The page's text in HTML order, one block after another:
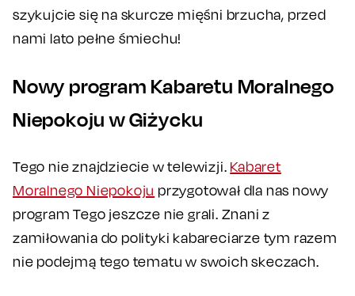
szykujcie się na skurcze mięśni brzucha, przed
nami lato pełne śmiechu!
Nowy program Kabaretu Moralnego
Niepokoju w Giżycku
Tego nie znajdziecie w telewizji. Kabaret
Moralnego Niepokoju przygotował dla nas nowy
program Tego jeszcze nie grali. Znani z
zamiłowania do polityki kabareciarze tym razem
nie podejmą tego tematu w swoich skeczach.